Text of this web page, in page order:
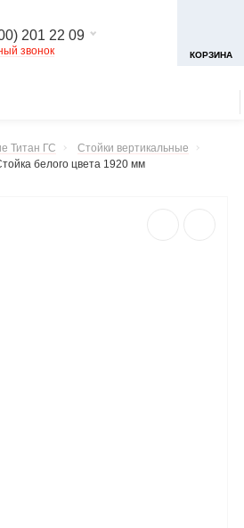
201 22 09
звонок КОРЗИНА
Титан ГС
Стойки вертикальные
белого цвета 1920 мм